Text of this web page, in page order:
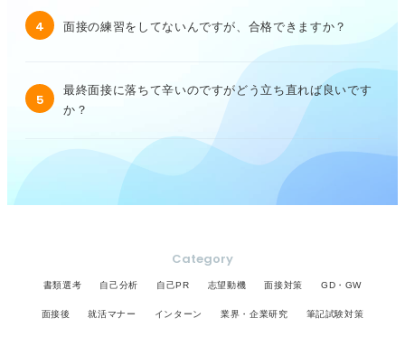
4 面接の練習をしてないんですが、合格できますか？
5
最終面接に落ちて辛いのですがどう立ち直れば良いです
か？
Category
書類選考 自己分析 自己PR 志望動機 面接対策 GD・GW
面接後 就活マナー インターン 業界・企業研究 筆記試験対策